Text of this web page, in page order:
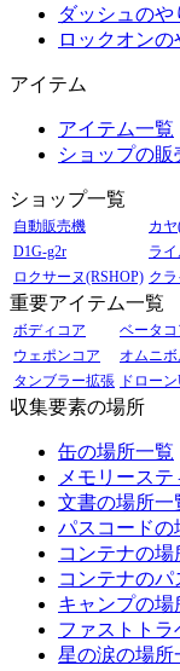
ダッシュの
ロックオンの
アイテム
アイテム一覧
ショップの
ショップ一覧
自動販売機
カヤ
D1G-g2r
ラ
ロクサーヌ(RSHOP) クラ
重要アイテム一覧
ボディコア
ベータコ
ウェポンコア
オムニボ
タンブラー拡張 ドロー
収集要素の場所
缶の場所一覧
メモリース
文書の場所一
パスコードの
コンテナの
コンテナの
キャンプの場
ファストトラ
星の涙の場所